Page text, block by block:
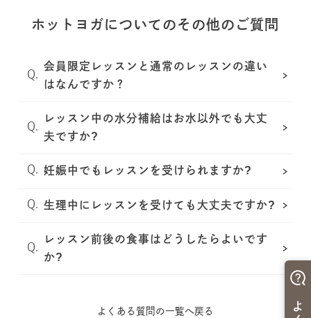
ホットヨガについてのその他のご質問
会員限定レッスンと通常のレッスンの違い
はなんですか？
レッスン中の水分補給はお水以外でも大丈
夫ですか?
妊娠中でもレッスンを受けられますか?
生理中にレッスンを受けても大丈夫ですか?
レッスン前後の食事はどうしたらよいです
か?
よくある質問の一覧へ戻る